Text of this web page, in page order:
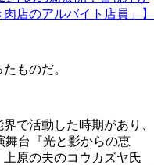
店のアルバイト店員」】
ものだ。
で活動した時期があり、
舞台『光と影からの恵
原の夫のコウカズヤ氏